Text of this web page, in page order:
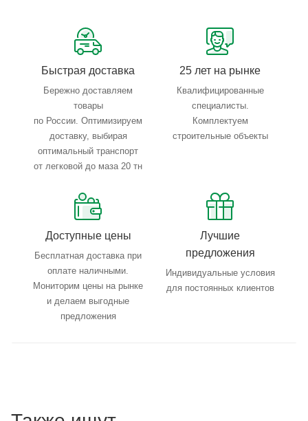
Тройной весовой контроль: въезд, погрузка, выезд
Быстрая доставка
Бережно доставляем
товары
по России. Оптимизируем
доставку, выбирая
оптимальный транспорт
от легковой до маза 20 тн
25 лет на рынке
Квалифицированные
специалисты.
Комплектуем
строительные объекты
Доступные цены
Бесплатная доставка при
оплате наличными.
Мониторим цены на рынке
и делаем выгодные
предложения
Лучшие
предложения
Индивидуальные условия
для постоянных клиентов